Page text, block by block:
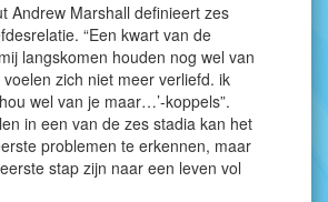
Andrew Marshall definieert zes
“Een kwart van de
langskomen houden nog wel van
zich niet meer verliefd. ik
wel van je maar…’-koppels”.
in een van de zes stadia kan het
problemen te erkennen, maar
stap zijn naar een leven vol